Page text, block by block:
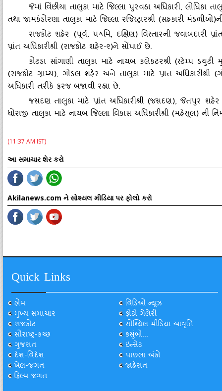
જેમાં વિંછીયા તાલુકા માટે જિલ્લા પુરવઠા અધિકારી, લોધિકા
તથા જામકંડોરણા તાલુકા માટે જિલ્લા રજિસ્‍ટ્રારશ્રી (સહકારી
રાજકોટ શહેર (પૂર્વ, પﾍમિ, દક્ષિણ) વિસ્‍તારની જવાબદારી
પ્રાંત અધિકારીશ્રી (રાજકોટ શહેર-૨)ને સોંપાઈ છે.
કોટડા સાંગાણી તાલુકા માટે નાયબ કલેકટરશ્રી (સ્‍ટેમ્‍પ ડયુટી
(રાજકોટ ગ્રામ્‍ય), ગોંડલ શહેર અને તાલુકા માટે પ્રાંત અધિકારીશ્રી
અધિકારી તરીકે ફરજ બજાવી રહ્યા છે.
જસદણ તાલુકા માટે પ્રાંત અધિકારીશ્રી (જસદણ), જેતપુર શહેર
ધોરાજી તાલુકા માટે નાયબ જિલ્લા વિકાસ અધિકારીશ્રી (મહેસૂલ) ની
(11:37 AM IST)
આ સમાચાર શેર કરો
Akilanews.com ને સોશ્યલ મીડિયા પર ફોલો કરો
Quick Links
હોમ
મુખ્ય સમાચાર
રાજકોટ
સૌરાષ્ટ્ર-કચ્છ
ગુજરાત
દેશ-વિદેશ
ખેલ-જગત
ફિલ્મ જગત
વિડિઓ ન્યૂઝ
ફોટો ગેલેરી
સોશ્યિલ મીડિયા આવૃત્તિ
કસુંબો...
ઇન્સેટ
પાછલા અંકો
જાહેરાત